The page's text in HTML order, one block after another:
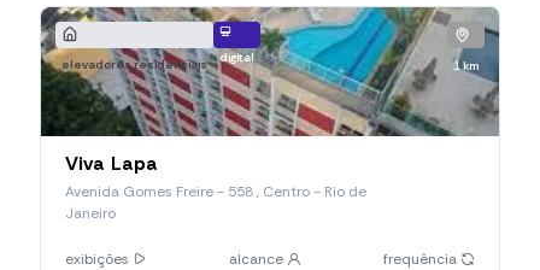
elevadores residenciais digital
1 km
Viva Lapa
Avenida Gomes Freire - 558 , Centro - Rio de
Janeiro
exibições alcance frequência